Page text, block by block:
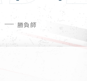
勝負師